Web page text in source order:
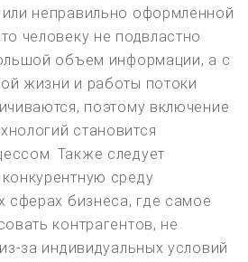
неправильно оформленной
человеку не подвластно
объем информации, а с
жизни и работы потоки
поэтому включение
становится
Также следует
среду
сферах бизнеса, где самое
контрагентов, не
за индивидуальных условий